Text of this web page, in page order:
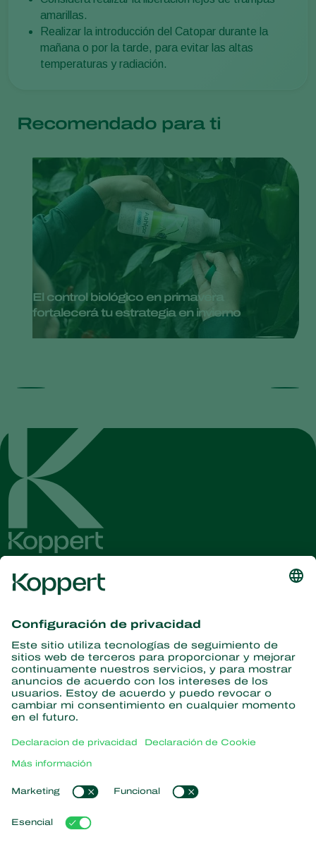
amarillas.
Realizar la introducción del Catopar durante la
mañana o por la tarde, para evitar las altas
temperaturas y radiación.
Recomendado para ti
El control biológico en primavera
fortalecerá tu estrategia en invierno
información
Suscríbase aquí
Partners with Nature
Avispas parasitoides
Nematodos benéficos
Microorganismos benéficos
Protección de cultivos
Acerca de Koppert
Noticias e información
Trabajar en Koppert
Contáctanos
Enlaces populares
Experiencias de los usuarios